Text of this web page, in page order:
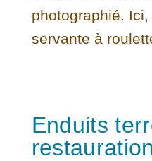
photographié.
servante à
Enduits
restauration